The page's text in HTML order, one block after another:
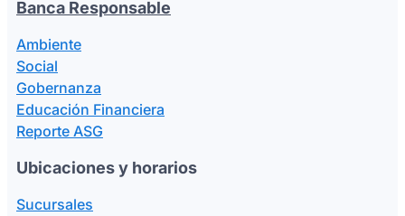
Banca Responsable
Ambiente
Social
Gobernanza
Educación Financiera
Reporte ASG
Ubicaciones y horarios
Sucursales